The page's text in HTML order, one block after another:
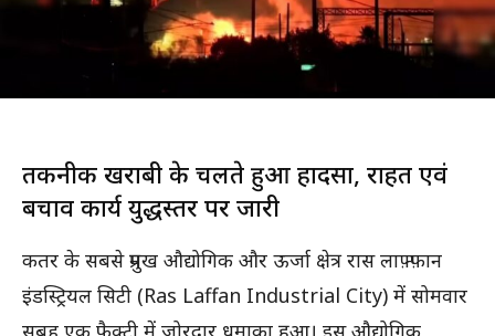
तकनीकी खराबी के चलते हुआ हादसा, राहत एवं
बचाव कार्य युद्धस्तर पर जारी
कतर के सबसे प्रमुख औद्योगिक और ऊर्जा क्षेत्र रास लाफ़्फ़ान
इंडस्ट्रियल सिटी (Ras Laffan Industrial City) में सोमवार